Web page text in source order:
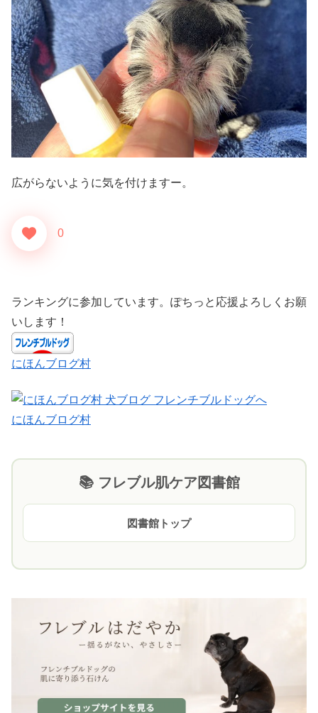
広がらないように気を付けますー。
0
ランキングに参加しています。ぽちっと応援よろしくお願
いします！
にほんブログ村
にほんブログ村
📚 フレブル肌ケア図書館
図書館トップ